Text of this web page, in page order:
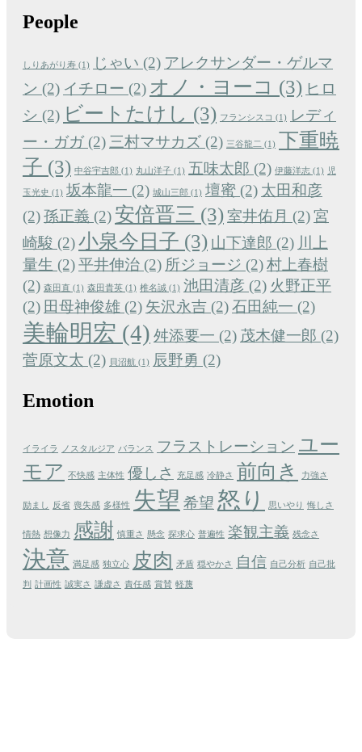
People
しりあがり寿 (1) じゃい (2) アレクサンダー・ゲルマ
ン (2) イチロー (2) オノ・ヨーコ (3) ヒロ
シ (2) ビートたけし (3) フランシスコ (1)
レディ
ー・ガガ(2) 三村マサカズ (2) 三谷龍二 (1) 下重暁
子 (3) 中谷宇吉郎 (1) 丸山洋子 (1) 五味太郎 (2) 伊藤洋志 (1) 児
玉光史 (1) 坂本龍一 (2) 城山三郎 (1) 壇蜜 (2) 太田和彦
(2)孫正義 (2) 安倍晋三 (3) 室井佑月 (2)宮
崎駿 (2)小泉今日子 (3) 山下達郎 (2) 川上
量生 (2)平井伸治 (2) 所ジョージ (2)村上春樹
(2) 森田直 (1) 森田貴英 (1) 椎名誠 (1) 池田清彦 (2) 火野正平
(2) 田母神俊雄 (2) 矢沢永吉 (2)石田純一 (2)
美輪明宏 (4) 舛添要一 (2) 茂木健一郎 (2)
菅原文太 (2) 貝沼航 (1) 辰野勇 (2)
Emotion
イライラ ノスタルジア バランス フラストレーション ユー
モア
不快感 主体性 優しさ 充足感 冷静さ 前向き 力強さ
励まし 反省 喪失感 多様性 失望 希望 怒り 思いやり 悔しさ
情熱 想像力 感謝 慎重さ 懸念 探求心 普遍性 楽観主義 残念さ
決意 満足感 独立心 皮肉 矛盾 穏やかさ 自信 自己分析 自己批
判 計画性 誠実さ 謙虚さ 責任感 賞賛 軽蔑